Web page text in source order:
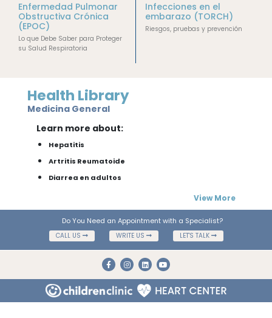
Enfermedad Pulmonar
Obstructiva Crónica
(EPOC)
Lo que Debe Saber para Proteger
su Salud Respiratoria
Infecciones en el
embarazo (TORCH)
Riesgos, pruebas y prevención
Health Library
Medicina General
Learn more about:
Hepatitis
Artritis Reumatoide
Diarrea en adultos
View More
Do You Need an Appointment with a Specialist?
CALL US WRITE US LET'S TALK